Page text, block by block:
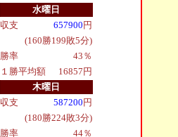
水曜日
収支
657900 円
(160勝199敗5分)
勝率
43％
１勝平均額
16857円
木曜日
収支
587200 円
(180勝224敗3分)
勝率
44％